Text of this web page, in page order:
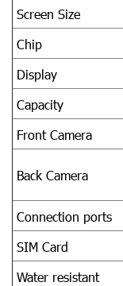
Screen Size
Chip
Display
Capacity
Front Camera
Back Camera
Connection ports
SIM Card
Water resistant